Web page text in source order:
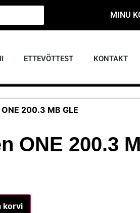
MINU
ETTEVÕTTEST KONTAKT
200.3 MB GLE
ONE 200.3
korvi